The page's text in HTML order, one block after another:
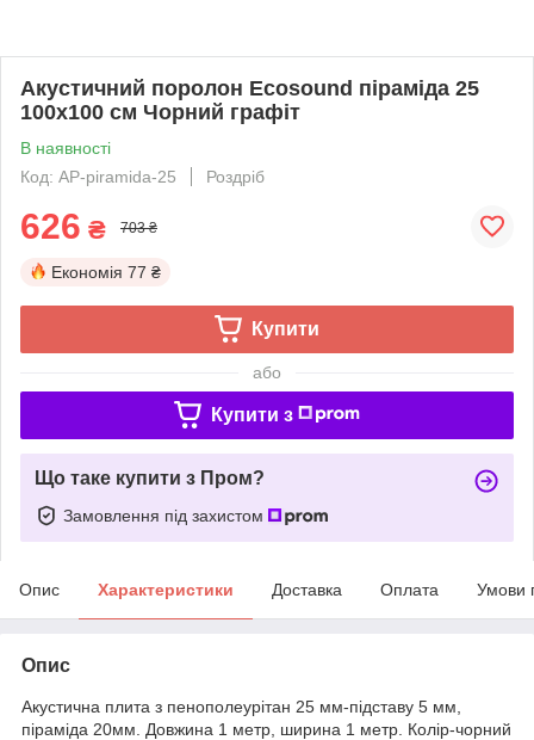
Акустичний поролон Ecosound піраміда 25
100х100 см Чорний графіт
В наявності
Код: AP-piramida-25
Роздріб
626 ₴ 703 ₴
Економія 77 ₴
Купити
або
Купити з
Що таке купити з Пром?
Замовлення під захистом
Опис Характеристики Доставка Оплата Умови
Опис
Акустична плита з пенополеурітан 25 мм-підставу 5 мм,
піраміда 20мм. Довжина 1 метр, ширина 1 метр. Колір-чорний